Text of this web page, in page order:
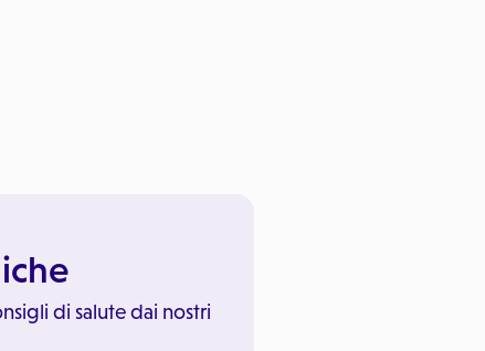
di salute dai nostri